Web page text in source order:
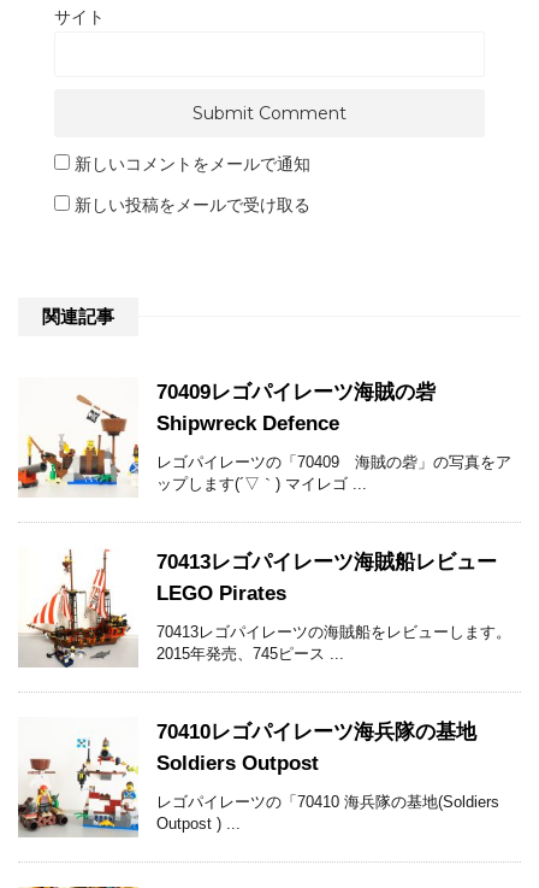
サイト
新しいコメントをメールで通知
新しい投稿をメールで受け取る
関連記事
70409レゴパイレーツ海賊の砦
Shipwreck Defence
レゴパイレーツの「70409 海賊の砦」の写真をア
ップします(´▽｀) マイレゴ ...
70413レゴパイレーツ海賊船レビュー
LEGO Pirates
70413レゴパイレーツの海賊船をレビューします。
2015年発売、745ピース ...
70410レゴパイレーツ海兵隊の基地
Soldiers Outpost
レゴパイレーツの「70410 海兵隊の基地(Soldiers
Outpost ) ...